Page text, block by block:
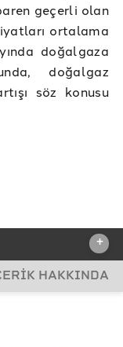
geçerli olan
ortalama
doğalgaza
doğalgaz
söz konusu
+
HAKKINDA